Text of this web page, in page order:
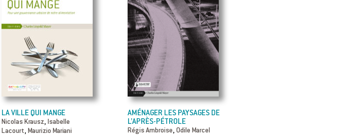
LA VILLE QUI MANGE
Nicolas Krausz, Isabelle
Lacourt, Maurizio Mariani
AMÉNAGER LES PAYSAGES DE
L’APRÈS-PÉTROLE
Régis Ambroise, Odile Marcel